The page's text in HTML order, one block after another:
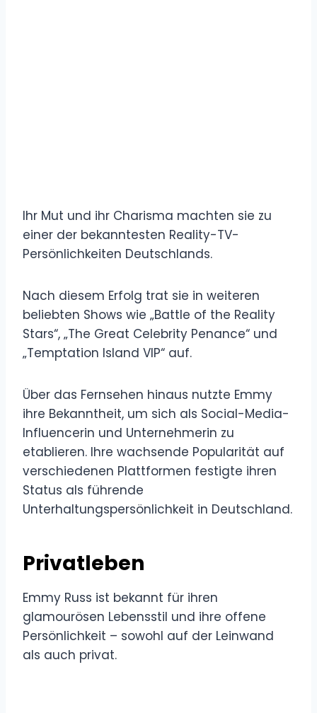
Ihr Mut und ihr Charisma machten sie zu
einer der bekanntesten Reality-TV-
Persönlichkeiten Deutschlands.
Nach diesem Erfolg trat sie in weiteren
beliebten Shows wie „Battle of the Reality
Stars“, „The Great Celebrity Penance“ und
„Temptation Island VIP“ auf.
Über das Fernsehen hinaus nutzte Emmy
ihre Bekanntheit, um sich als Social-Media-
Influencerin und Unternehmerin zu
etablieren. Ihre wachsende Popularität auf
verschiedenen Plattformen festigte ihren
Status als führende
Unterhaltungspersönlichkeit in Deutschland.
Privatleben
Emmy Russ ist bekannt für ihren
glamourösen Lebensstil und ihre offene
Persönlichkeit – sowohl auf der Leinwand
als auch privat.